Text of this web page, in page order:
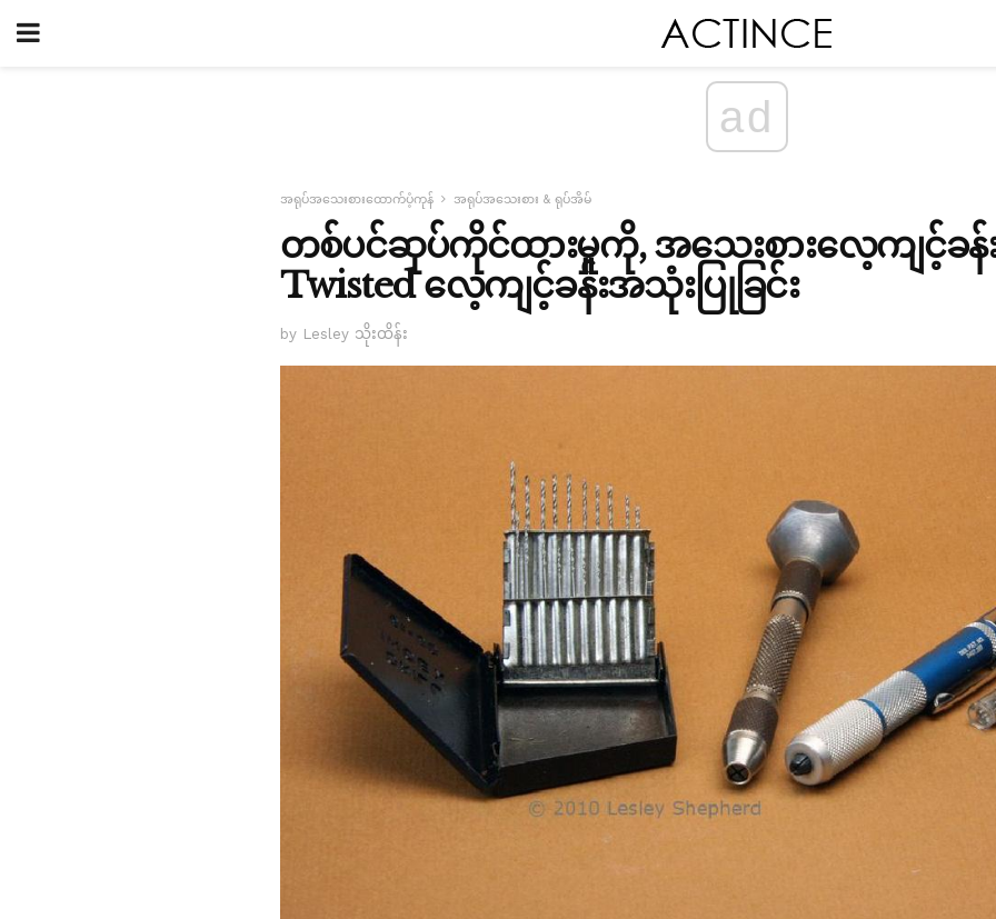
ad
အရုပ်အသေးစားထောက်ပံ့ကုန် အရုပ်အသေးစား & ရုပ်အိမ်
တစ်ပင်ဆုပ်ကိုင်ထားမှုကို, အသေးစားလေ့ကျင့်ခ
Twisted လေ့ကျင့်ခန်းအသုံးပြုခြင်း
by Lesley သိုးထိန်း